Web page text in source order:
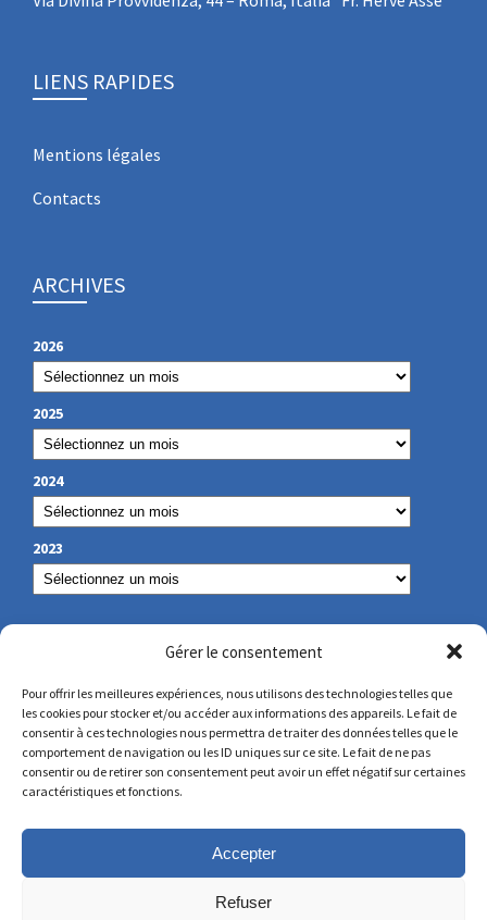
Gérer le consentement
Pour offrir les meilleures expériences, nous utilisons des technologies telles que
les cookies pour stocker et/ou accéder aux informations des appareils. Le fait de
consentir à ces technologies nous permettra de traiter des données telles que le
comportement de navigation ou les ID uniques sur ce site. Le fait de ne pas
consentir ou de retirer son consentement peut avoir un effet négatif sur certaines
caractéristiques et fonctions.
Accepter
Refuser
LIENS RAPIDES
Mentions légales
Contacts
ARCHIVES
2026
2025
2024
2023
NOS COORDONNÉES
secretariat@lamennais.org
protectionenfance@lamennais.org